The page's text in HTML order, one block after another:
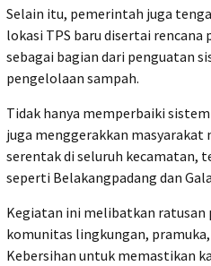
Selain itu, pemerintah juga
lokasi TPS baru disertai
sebagai bagian dari penguatan
pengelolaan sampah.
Tidak hanya memperbaiki
juga menggerakkan
serentak di seluruh kecamatan,
seperti Belakangpadang dan
Kegiatan ini melibatkan ratusan
komunitas lingkungan,
Kebersihan untuk memastikan